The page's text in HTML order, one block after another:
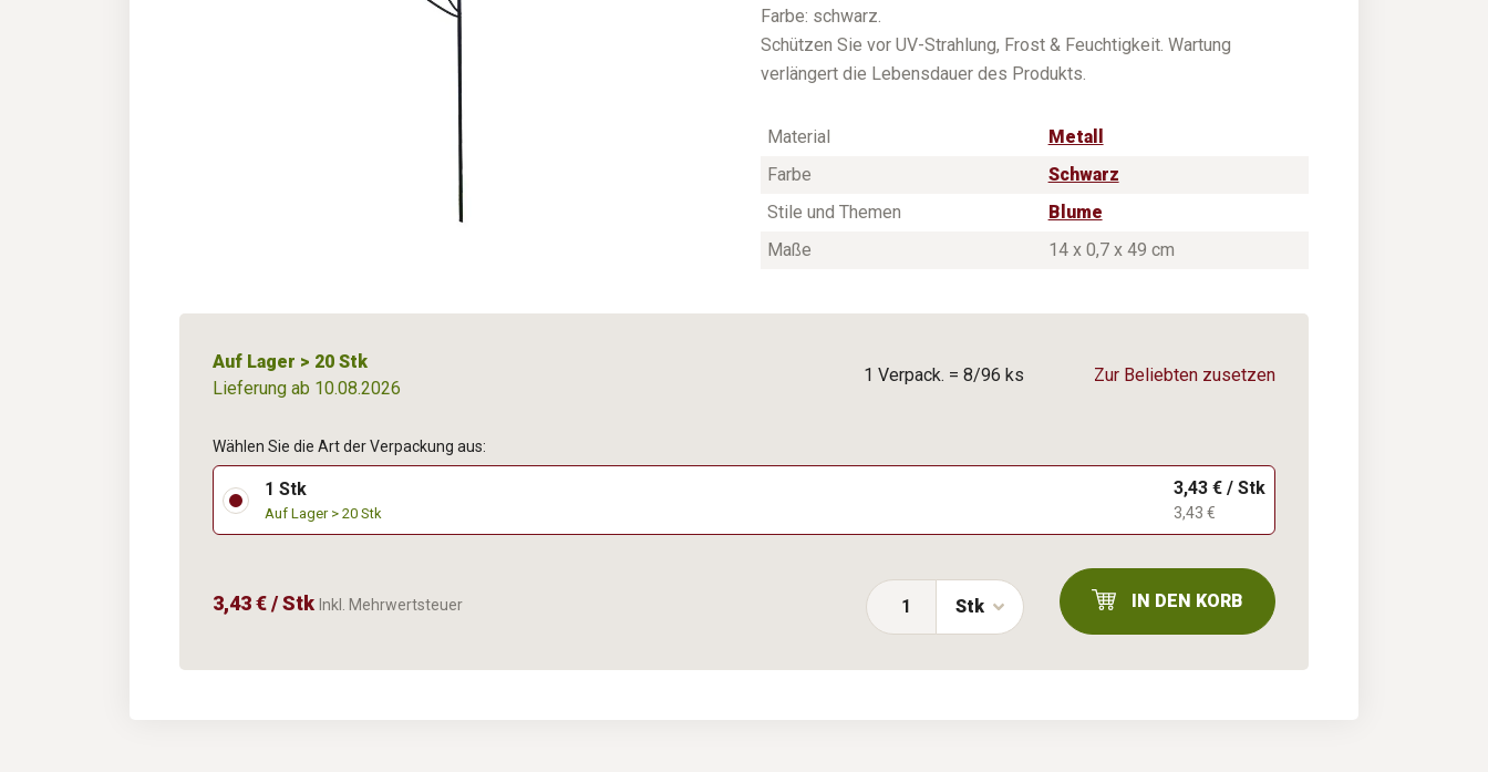
Farbe: schwarz.
Schützen Sie vor UV-Strahlung, Frost & Feuchtigkeit. Wartung
verlängert die Lebensdauer des Produkts.
Material
Metall
Farbe
Schwarz
Stile und Themen
Blume
Maße
14 x 0,7 x 49 cm
Auf Lager > 20 Stk
Lieferung ab 10.08.2026
1 Verpack. = 8/96 ks Zur Beliebten zusetzen
Wählen Sie die Art der Verpackung aus:
1 Stk
Auf Lager > 20 Stk
3,43 € / Stk
3,43 €
3,43 € / Stk Inkl. Mehrwertsteuer Stk IN DEN KORB